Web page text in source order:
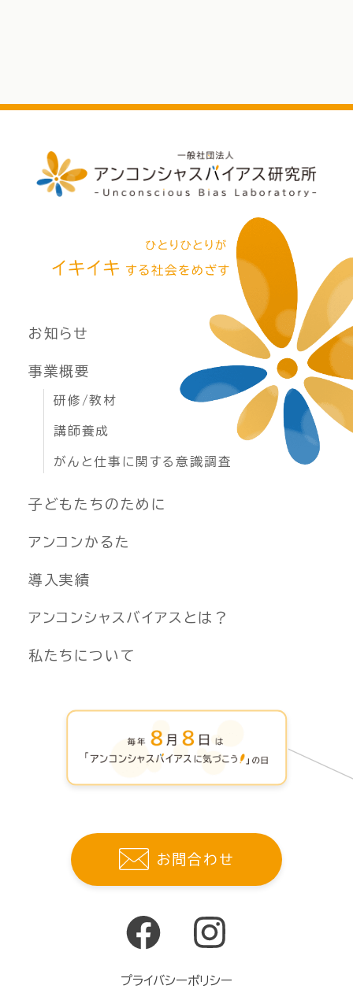
お知らせ
事業概要
研修/教材
講師養成
がんと仕事に関する意識調査
子どもたちのために
アンコンかるた
導入実績
アンコンシャスバイアスとは？
私たちについて
お問合わせ
プライバシーポリシー